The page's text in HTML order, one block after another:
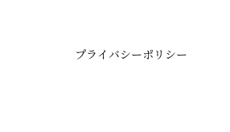
プライバシーポリシー